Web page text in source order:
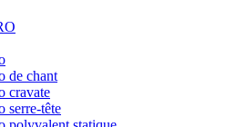
de chant
cravate
serre-tête